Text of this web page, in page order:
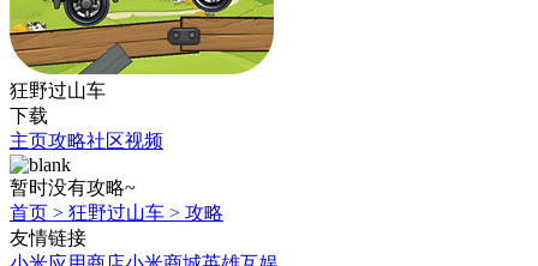
狂野过山车
下载
主页攻略社区视频
暂时没有攻略~
首页 > 狂野过山车 > 攻略
友情链接